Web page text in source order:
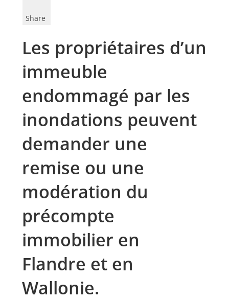
Share
Les propriétaires d’un
immeuble
endommagé par les
inondations peuvent
demander une
remise ou une
modération du
précompte
immobilier en
Flandre et en
Wallonie.